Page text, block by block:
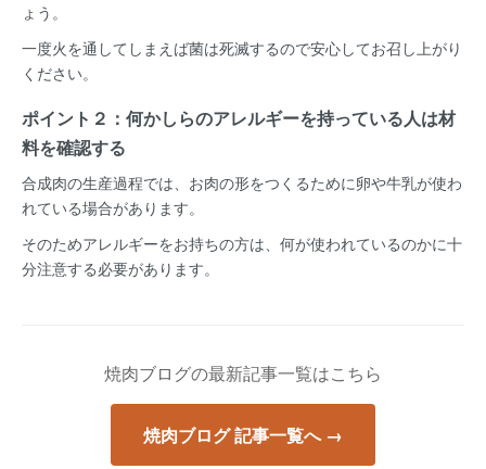
ょう。
一度火を通してしまえば菌は死滅するので安心してお召し上がり
ください。
ポイント２：何かしらのアレルギーを持っている人は材
料を確認する
合成肉の生産過程では、お肉の形をつくるために卵や牛乳が使わ
れている場合があります。
そのためアレルギーをお持ちの方は、何が使われているのかに十
分注意する必要があります。
焼肉ブログの最新記事一覧はこちら
焼肉ブログ 記事一覧へ →